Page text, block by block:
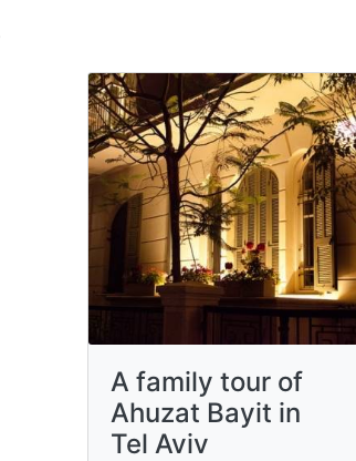
A family tour of
Ahuzat Bayit in
Tel Aviv